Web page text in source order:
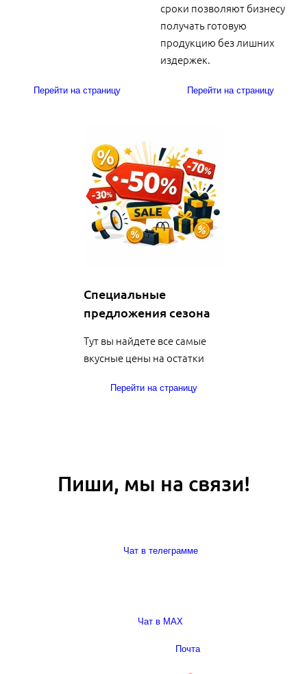
Перейти на страницу
сроки позволяют бизнесу
получать готовую
продукцию без лишних
издержек.
Перейти на страницу
Специальные
предложения сезона
Тут вы найдете все самые
вкусные цены на остатки
Перейти на страницу
Пиши, мы на связи!
Чат в телеграмме
Чат в MAX
Почта